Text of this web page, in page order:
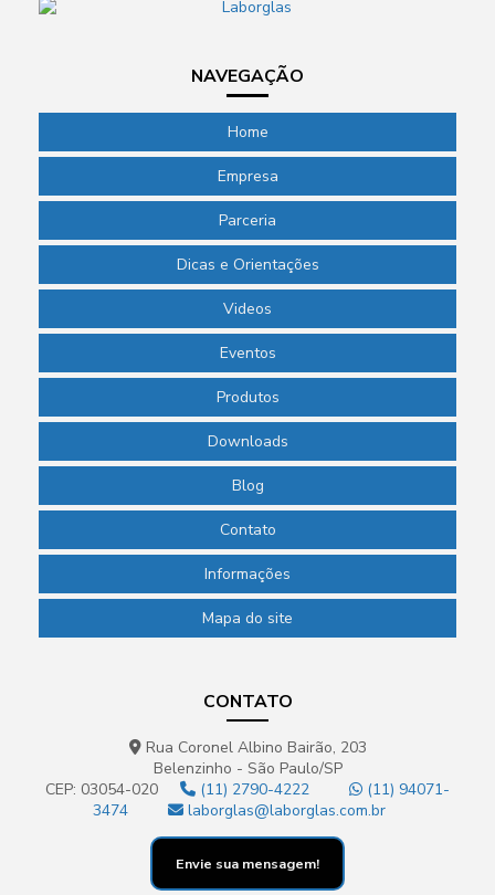
NAVEGAÇÃO
Home
Empresa
Parceria
Dicas e Orientações
Videos
Eventos
Produtos
Downloads
Blog
Contato
Informações
Mapa do site
CONTATO
Rua Coronel Albino Bairão, 203
Belenzinho - São Paulo/SP
CEP: 03054-020
(11) 2790-4222
(11) 94071-
3474
laborglas@laborglas.com.br
Envie sua mensagem!